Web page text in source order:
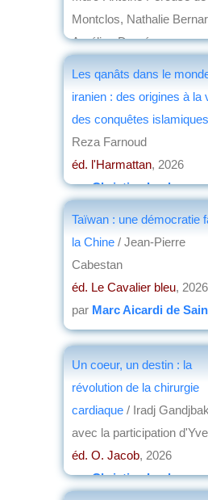
Montclos, Nathalie
Aurélien Dasré
éd. Maisonneuve &
Les qanâts dans le
iranien : des origines à la
des conquêtes islamiques
Reza Farnoud
éd. l'Harmattan, 2026
parChristian Lochon
Taïwan : une démocratie
la Chine / Jean-Pierre
Cabestan
éd. Le Cavalier bleu, 2026
par Marc Aicardi de
Un coeur, un destin : la
révolution de la chirurgie
cardiaque / Iradj
avec la participation
éd. O. Jacob, 2026
parChristian Lochon